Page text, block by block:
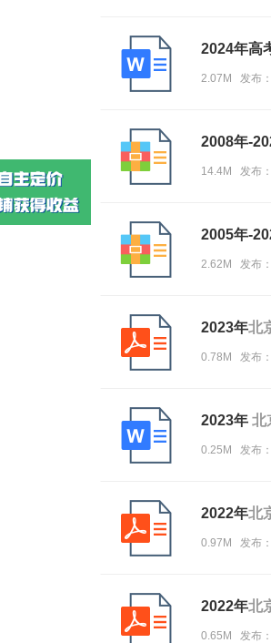
2024年高
2.07M 发布
2008年-
14.4M 发布
2005年-
2.62M 发布
2023年北
0.78M 发布
2023年 北
0.25M 发布
2022年北
0.97M 发布
2022年北
0.65M 发布